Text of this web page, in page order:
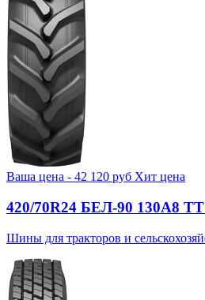
Ваша цена - 42 120 руб Хит цена
420/70R24 БЕЛ-90 130А8
Шины для тракторов и